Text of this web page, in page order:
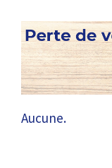
Aucune.